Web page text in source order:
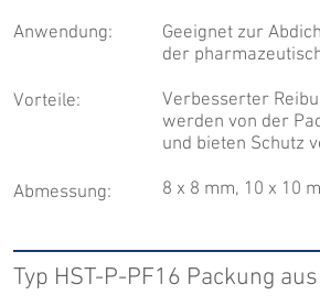
Anwendung:
Vorteile:
Abmessung:
Geeignet zur
der
Verbesserter
werden von der
und bieten Schutz
8 x 8 mm, 10 x 10
Typ HST-P-PF16 Packung